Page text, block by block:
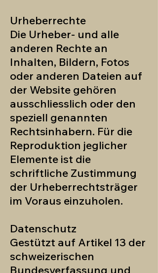
Urheberrechte
Die Urheber- und alle
anderen Rechte an
Inhalten, Bildern, Fotos
oder anderen Dateien auf
der Website gehören
ausschliesslich oder den
speziell genannten
Rechtsinhabern. Für die
Reproduktion jeglicher
Elemente ist die
schriftliche Zustimmung
der Urheberrechtsträger
im Voraus einzuholen.
Datenschutz
Gestützt auf Artikel 13 der
schweizerischen
Bundesverfassung und